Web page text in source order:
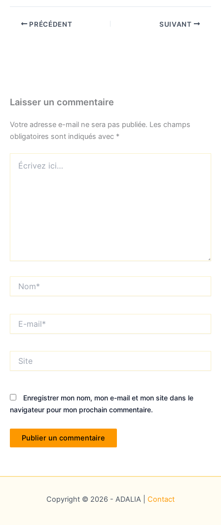
PRÉCÉDENT SUIVANT
Laisser un commentaire
Votre adresse e-mail ne sera pas publiée. Les champs
obligatoires sont indiqués avec *
ici…
mail*
Enregistrer mon nom, mon e-mail et mon site dans le
navigateur pour mon prochain commentaire.
Copyright © 2026 - ADALIA | Contact